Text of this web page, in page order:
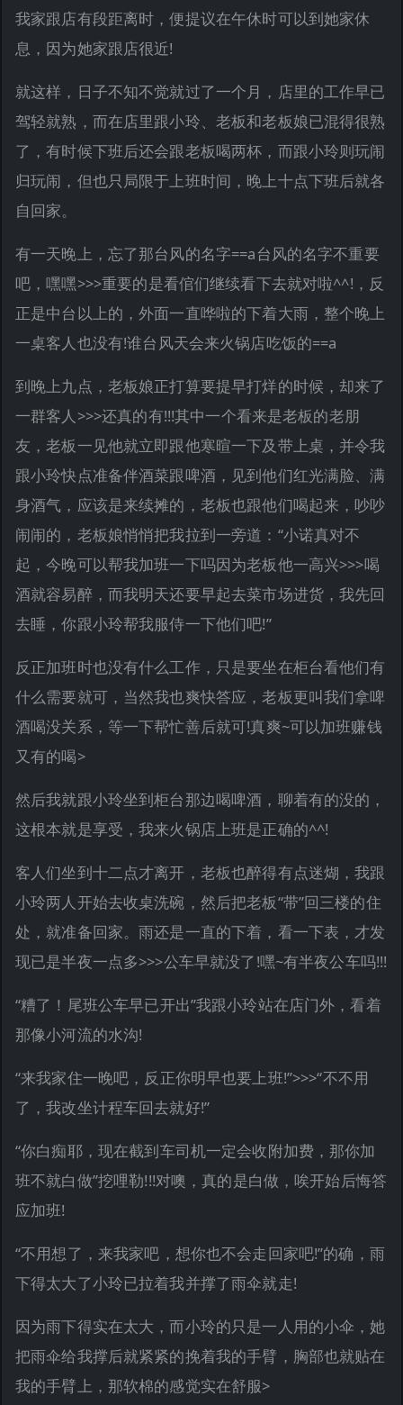
我家跟店有段距离时，便提议在午休时可以到她家休
息，因为她家跟店很近!
就这样，日子不知不觉就过了一个月，店里的工作早已
驾轻就熟，而在店里跟小玲、老板和老板娘已混得很熟
了，有时候下班后还会跟老板喝两杯，而跟小玲则玩闹
归玩闹，但也只局限于上班时间，晚上十点下班后就各
自回家。
有一天晚上，忘了那台风的名字==a台风的名字不重要
吧，嘿嘿>>>重要的是看倌们继续看下去就对啦^^!，反
正是中台以上的，外面一直哗啦的下着大雨，整个晚上
一桌客人也没有!谁台风天会来火锅店吃饭的==a
到晚上九点，老板娘正打算要提早打烊的时候，却来了
一群客人>>>还真的有!!!其中一个看来是老板的老朋
友，老板一见他就立即跟他寒暄一下及带上桌，并令我
跟小玲快点准备伴酒菜跟啤酒，见到他们红光满脸、满
身酒气，应该是来续摊的，老板也跟他们喝起来，吵吵
闹闹的，老板娘悄悄把我拉到一旁道：“小诺真对不
起，今晚可以帮我加班一下吗因为老板他一高兴>>>喝
酒就容易醉，而我明天还要早起去菜市场进货，我先回
去睡，你跟小玲帮我服侍一下他们吧!”
反正加班时也没有什么工作，只是要坐在柜台看他们有
什么需要就可，当然我也爽快答应，老板更叫我们拿啤
酒喝没关系，等一下帮忙善后就可!真爽~可以加班赚钱
又有的喝>
然后我就跟小玲坐到柜台那边喝啤酒，聊着有的没的，
这根本就是享受，我来火锅店上班是正确的^^!
客人们坐到十二点才离开，老板也醉得有点迷煳，我跟
小玲两人开始去收桌洗碗，然后把老板“带”回三楼的住
处，就准备回家。雨还是一直的下着，看一下表，才发
现已是半夜一点多>>>公车早就没了!嘿~有半夜公车吗!!!
“糟了！尾班公车早已开出”我跟小玲站在店门外，看着
那像小河流的水沟!
“来我家住一晚吧，反正你明早也要上班!”>>>“不不用
了，我改坐计程车回去就好!”
“你白痴耶，现在截到车司机一定会收附加费，那你加
班不就白做”挖哩勒!!!对噢，真的是白做，唉开始后悔答
应加班!
“不用想了，来我家吧，想你也不会走回家吧!”的确，雨
下得太大了小玲已拉着我并撑了雨伞就走!
因为雨下得实在太大，而小玲的只是一人用的小伞，她
把雨伞给我撑后就紧紧的挽着我的手臂，胸部也就贴在
我的手臂上，那软棉的感觉实在舒服>